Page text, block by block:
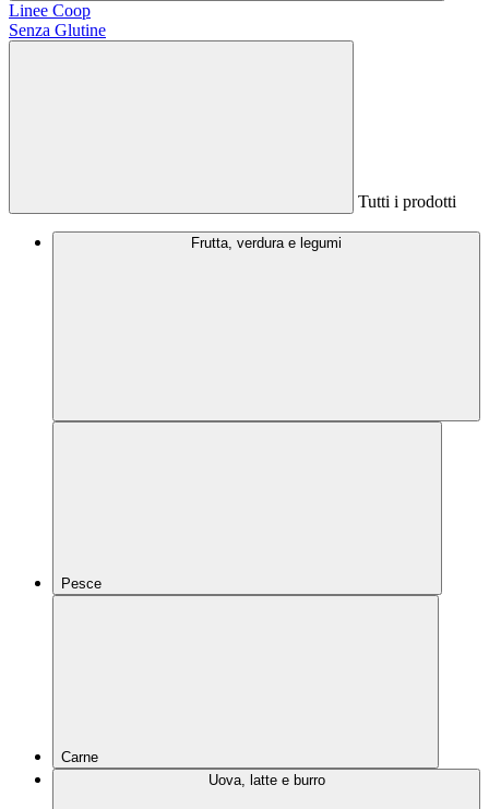
Linee Coop
Senza Glutine
Tutti i prodotti
Frutta, verdura e legumi
Pesce
Carne
Uova, latte e burro